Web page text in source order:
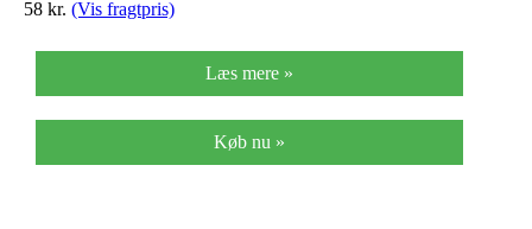
58 kr. (Vis fragtpris)
Læs mere »
Køb nu »